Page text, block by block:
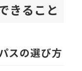
きること
スの選び方